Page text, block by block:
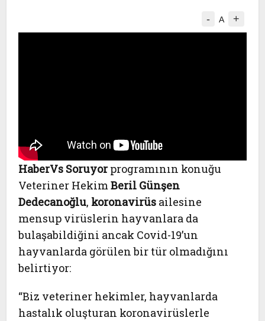
- A +
HaberVs Soruyorprogramının konuğu
Veteriner HekimBeril Günşen
Dedecanoğlu, koronavirüs ailesine
mensup virüslerin hayvanlara da
bulaşabildiğini ancak Covid-19’un
hayvanlarda görülen bir tür olmadığını
belirtiyor:
“Biz veteriner hekimler, hayvanlarda
hastalık oluşturan koronavirüslerle